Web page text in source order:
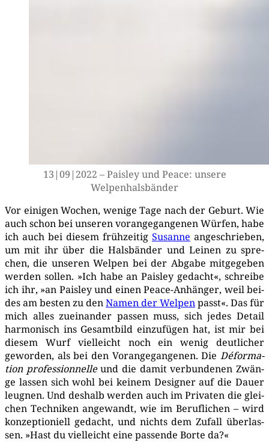
13|09|2022 – Pais­ley und Peace: unse­re
Welpenhalsbänder
Vor eini­gen Wochen, weni­ge Tage nach der Geburt. Wie
auch schon bei unse­ren vor­an­ge­gan­ge­nen Wür­fen, habe
ich auch bei die­sem früh­zei­tig Susan­ne ange­schrie­ben,
um mit ihr über die Hals­bän­der und Lei­nen zu spre­
chen, die unse­ren Wel­pen bei der Abga­be mit­ge­ge­ben
wer­den sol­len. »Ich habe an Pais­ley gedacht«, schrei­be
ich ihr, »an Pais­ley und einen Peace-Anhän­ger, weil bei­
des am bes­ten zu denNamen der Wel­penpasst«. Das für
mich alles zuein­an­der pas­sen muss, sich jedes Detail
har­mo­nisch ins Gesamt­bild ein­zu­fü­gen hat, ist mir bei
die­sem Wurf viel­leicht noch ein wenig deut­li­cher
gewor­den, als bei den Vor­an­ge­gan­ge­nen. Die Défor­ma­
ti­on pro­fes­si­on­nel­leund die damit ver­bun­de­nen Zwän­
ge las­sen sich wohl bei kei­nem Desi­gner auf die Dau­er
leug­nen. Und des­halb wer­den auch im Pri­va­ten die glei­
chen Tech­ni­ken ange­wandt, wie im Beruf­li­chen – wird
kon­zep­tio­ni­ell gedacht, und nichts dem Zufall über­las­
sen. »Hast du viel­leicht eine pas­sen­de Bor­te da?«